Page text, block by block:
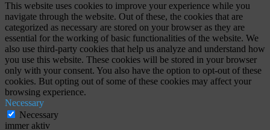
This website uses cookies to improve your experience while you
navigate through the website. Out of these, the cookies that are
categorized as necessary are stored on your browser as they are
essential for the working of basic functionalities of the website. We
also use third-party cookies that help us analyze and understand how
you use this website. These cookies will be stored in your browser
only with your consent. You also have the option to opt-out of these
cookies. But opting out of some of these cookies may affect your
browsing experience.
Necessary
Necessary
immer aktiv